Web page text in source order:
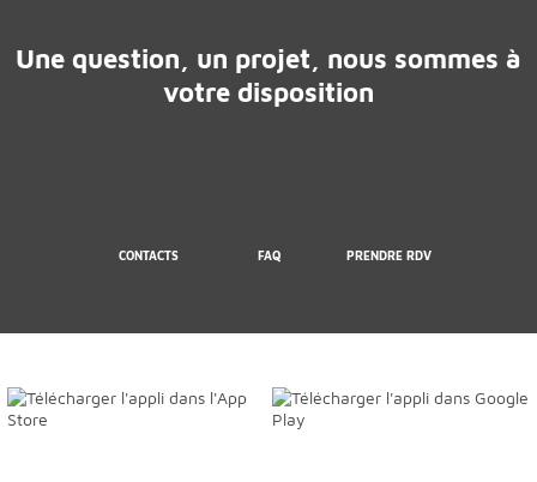
Une question, un projet, nous sommes à
votre disposition
CONTACTS FAQ PRENDRE RDV